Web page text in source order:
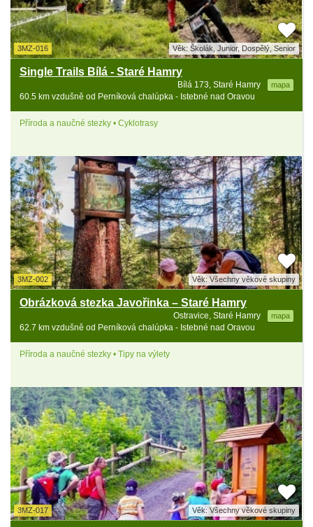
3MZ-016 Věk: Školák, Junior, Dospělý, Senior
Single Trails Bílá - Staré Hamry
Bílá 173, Staré Hamry mapa
60.5 km vzdušně od Perníková chalúpka - Istebné nad Oravou
Příroda a naučné stezky • Cyklotrasy
3MZ-002 Věk: Všechny věkové skupiny
Obrázková stezka Javořinka – Staré Hamry
Ostravice, Staré Hamry mapa
62.7 km vzdušně od Perníková chalúpka - Istebné nad Oravou
Příroda a naučné stezky • Tipy na výlety
3MZ-017 Věk: Všechny věkové skupiny